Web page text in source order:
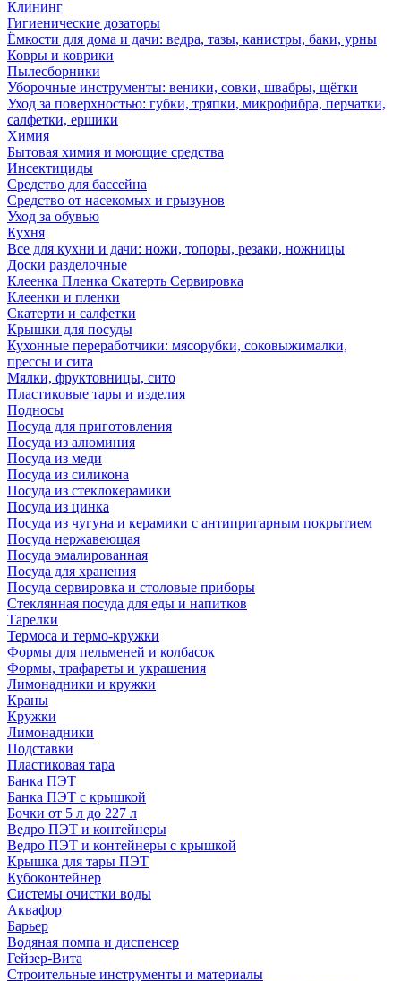
Клининг
Гигиенические дозаторы
Ёмкости для дома и дачи: ведра, тазы, канистры, баки, урны
Ковры и коврики
Пылесборники
Уборочные инструменты: веники, совки, швабры, щётки
Уход за поверхностью: губки, тряпки, микрофибра, перчатки,
салфетки, ершики
Химия
Бытовая химия и моющие средства
Инсектициды
Средство для бассейна
Средство от насекомых и грызунов
Уход за обувью
Кухня
Все для кухни и дачи: ножи, топоры, резаки, ножницы
Доски разделочные
Клеенка Пленка Скатерть Сервировка
Клеенки и пленки
Скатерти и салфетки
Крышки для посуды
Кухонные переработчики: мясорубки, соковыжималки,
прессы и сита
Мялки, фруктовницы, сито
Пластиковые тары и изделия
Подносы
Посуда для приготовления
Посуда из алюминия
Посуда из меди
Посуда из силикона
Посуда из стеклокерамики
Посуда из цинка
Посуда из чугуна и керамики с антипригарным покрытием
Посуда нержавеющая
Посуда эмалированная
Посуда для хранения
Посуда сервировка и столовые приборы
Стеклянная посуда для еды и напитков
Тарелки
Термоса и термо-кружки
Формы для пельменей и колбасок
Формы, трафареты и украшения
Лимонадники и кружки
Краны
Кружки
Лимонадники
Подставки
Пластиковая тара
Банка ПЭТ
Банка ПЭТ с крышкой
Бочки от 5 л до 227 л
Ведро ПЭТ и контейнеры
Ведро ПЭТ и контейнеры с крышкой
Крышка для тары ПЭТ
Кубоконтейнер
Системы очистки воды
Аквафор
Барьер
Водяная помпа и диспенсер
Гейзер-Вита
Строительные инструменты и материалы